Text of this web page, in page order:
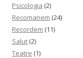
Psicologia (2)
Recomanem (24)
Recordem (11)
Salut (2)
Teatre (1)